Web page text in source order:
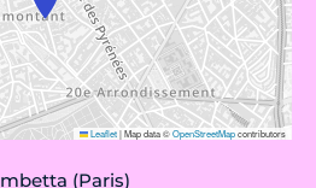
Leaflet|Map data ©OpenStreetMapcontributors
(Paris)